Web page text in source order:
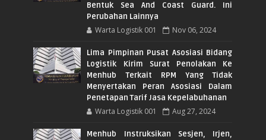
Bentuk Sea And Coast Guard. Ini
Perubahan Lainnya
Warta Logistik 001 Nov 06, 2024
Lima Pimpinan Pusat Asosiasi Bidang
Logistik Kirim Surat Penolakan Ke
Menhub Terkait RPM Yang Tidak
Menyertakan Peran Asosiasi Dalam
Penetapan Tarif Jasa Kepelabuhanan
Warta Logistik 001 Aug 27, 2024
Menhub Instruksikan Sesjen, Irjen,